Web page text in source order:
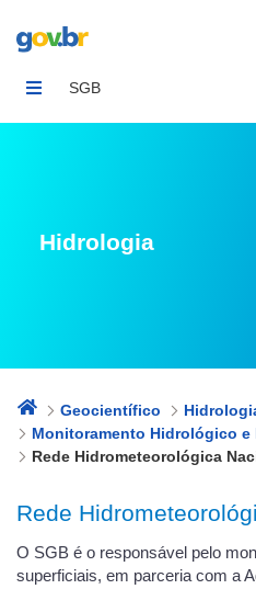
SGB
Hidrologia
Geocientífico
Rede
O SGB é o responsável pelo
superficiais, em parceria com a